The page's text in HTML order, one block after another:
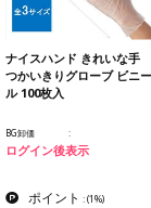
ナイスハンド きれいな手
つかいきりグローブ ビニー
ル 100枚入
BG卸価
ログイン後表示
ポイント :(1%)